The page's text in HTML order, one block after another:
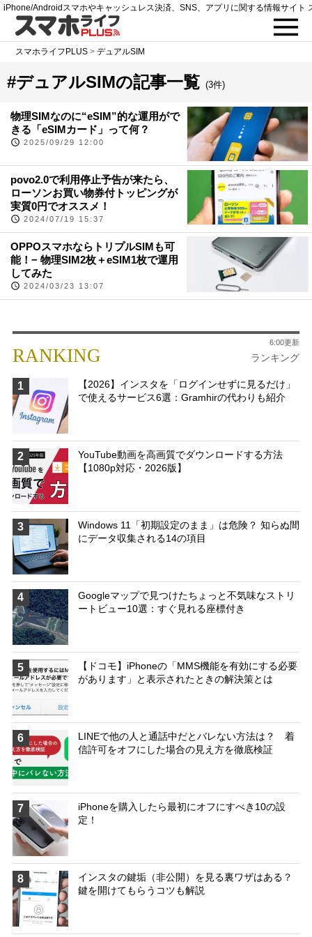
iPhone/Androidスマホやキャッシュレス決済、SNS、アプリに関する情報サイト
スマホライフPLUS >デュアルSIM
#デュアルSIMの記事一覧 (3件)
物理SIMなのに“eSIM”的な運用がで
きる「eSIMカード」って何？
2025/09/29 12:00
povo2.0で利用停止予告が来たら、
ローソンお買い物券付トッピングが
実質0円でオススメ！
2024/07/19 15:37
OPPOスマホならトリプルSIMも可
能！− 物理SIM2枚＋eSIM1枚で運用
してみた
2024/03/23 13:07
RANKING ランキング
6:00更新
1
【2026】インスタを「ログインせずに見るだけ」
で使えるサービス6選：Gramhirの代わりも紹介
2
YouTube動画を高画質でダウンロードする方法
【1080p対応・2026版】
3
Windows 11「初期設定のまま」は危険？ 知らぬ間
にデータ収集される14の項目
4
Googleマップで見つけたちょっと不気味なストリ
ートビュー10選：すぐ見れる座標付き
5
【ドコモ】iPhoneの「MMS機能を有効にする必要
があります」と表示されたときの解決策とは
6
LINEで他の人と通話中だとバレない方法は？ 着
信許可をオフにした場合の見え方を徹底検証
7
iPhoneを購入したら最初にオフにすべき10の設
定！
8
インスタの鍵垢（非公開）を見る裏ワザはある？
鍵を開けてもらうコツも解説